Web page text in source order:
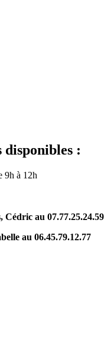
disponibles :
9h à 12h
au
au 06.45.79.12.77